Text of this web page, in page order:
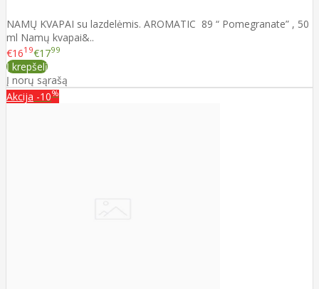
NAMŲ KVAPAI su lazdelėmis. AROMATIC 89 “ Pomegranate” , 50
ml Namų kvapai&..
€1619€1799
Į krepšelį
Į norų sąrašą
Akcija -10%